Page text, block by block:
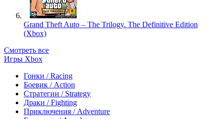
Grand Theft Auto – The Trilogy. The Definitive Edition
(Xbox)
Смотреть все
Игры Xbox
Гонки / Racing
Боевик / Action
Стратегии / Strategy
Драки / Fighting
Приключения / Adventure